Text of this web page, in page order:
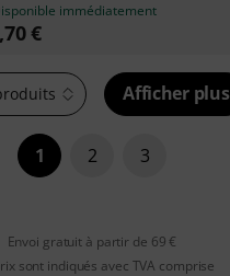
immédiatement
€
Afficher plus
1 2 3
Envoi gratuit à partir de 69 €
sont indiqués avec TVA comprise